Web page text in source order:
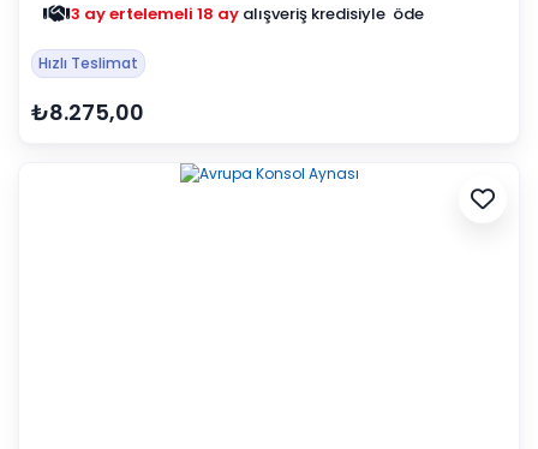
3 ay ertelemeli 18 ay alışveriş kredisiyle öde
Hızlı Teslimat
₺8.275,00